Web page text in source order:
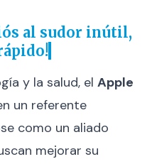
al sudor inútil,
y la salud, el Apple
un referente
como un aliado
mejorar su